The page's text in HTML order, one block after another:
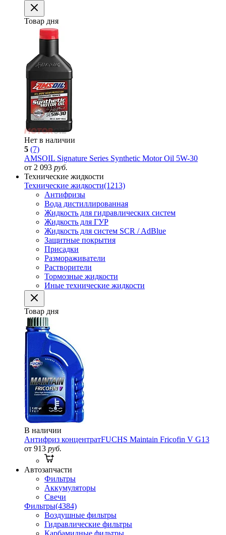
Товар дня
Нет в наличии
5 (7)
AMSOIL Signature Series Synthetic Motor Oil 5W-30
от 2 093 руб.
Технические жидкости
Технические жидкости(1213)
Антифризы
Вода дистиллированная
Жидкость для гидравлических систем
Жидкость для ГУР
Жидкость для систем SCR / AdBlue
Защитные покрытия
Присадки
Размораживатели
Растворители
Тормозные жидкости
Иные технические жидкости
Товар дня
В наличии
Антифриз концентратFUCHS Maintain Fricofin V G13
от 913 руб.
Автозапчасти
Фильтры
Аккумуляторы
Свечи
Фильтры(4384)
Воздушные фильтры
Гидравлические фильтры
Карбамидные фильтры